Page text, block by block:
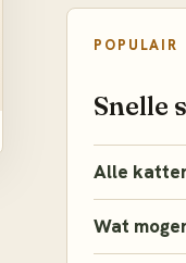
POPULAIR
Snelle
Alle
Wat